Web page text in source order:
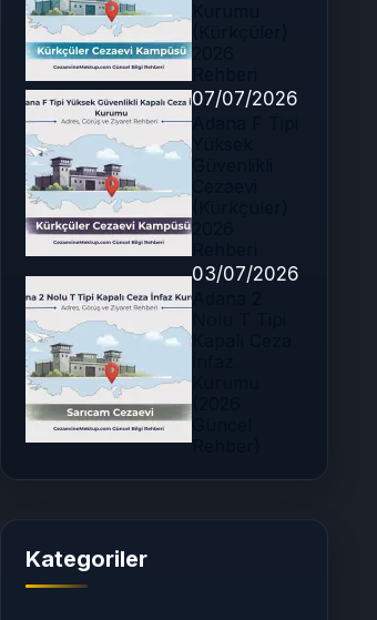
07/07/2026
03/07/2026
Kategoriler